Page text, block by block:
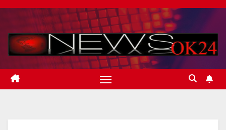
Skip
content